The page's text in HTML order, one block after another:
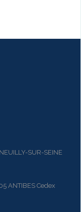
SUR-SEINE
ANTIBES Cedex